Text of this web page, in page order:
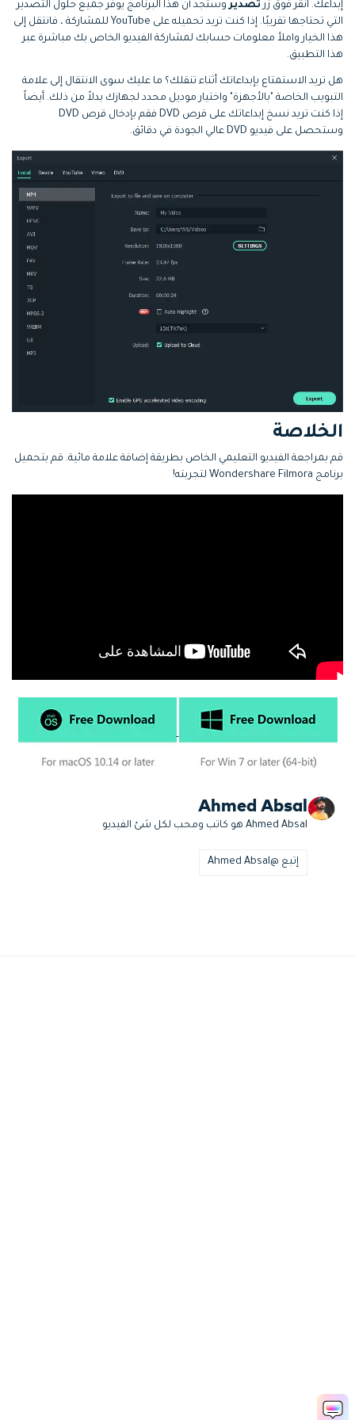
إبداعك. انقر فوق زر تصديروستجد أن هذا البرنامج يوفر جميع حلول التصدير
التي تحتاجها تقريبًا. إذا كنت تريد تحميله على YouTube للمشاركة ، فانتقل إلى
هذا الخيار واملأ معلومات حسابك لمشاركة الفيديو الخاص بك مباشرة عبر
هذا التطبيق.
هل تريد الاستمتاع بإبداعاتك أثناء تنقلك؟ ما عليك سوى الانتقال إلى علامة
التبويب الخاصة "بالأجهزة" واختيار موديل محدد لجهازك بدلاً من ذلك. أيضاً
إذا كنت تريد نسخ إبداعاتك على قرص DVD فقم بإدخال قرص DVD
وستحصل على فيديو DVD عالي الجودة في دقائق.
الخلاصة
قم بمراجعة الفيديو التعليمي الخاص بطريقة إضافة علامة مائية. قم بتحميل
برنامج Wondershare Filmora لتجربته!
Ahmed Absal
Ahmed Absal هو كاتب ومحب لكل شئ الفيديو
إتبع @Ahmed Absal